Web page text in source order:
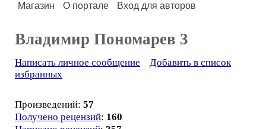
Магазин
О портале Вход для авторов
Владимир Пономарев 3
Написать личное сообщение
Добавить в список
избранных
Произведений: 57
Получено рецензий: 160